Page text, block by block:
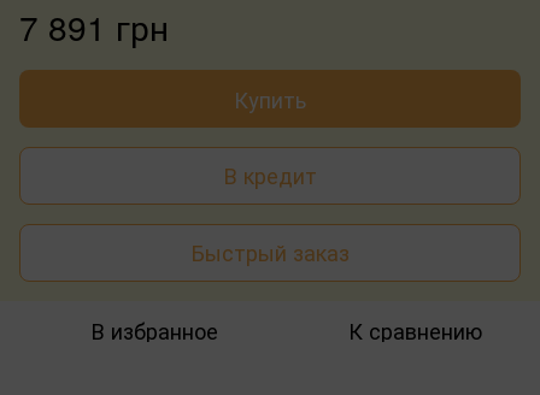
7 891 грн
Купить
В кредит
Быстрый заказ
В избранное К сравнению